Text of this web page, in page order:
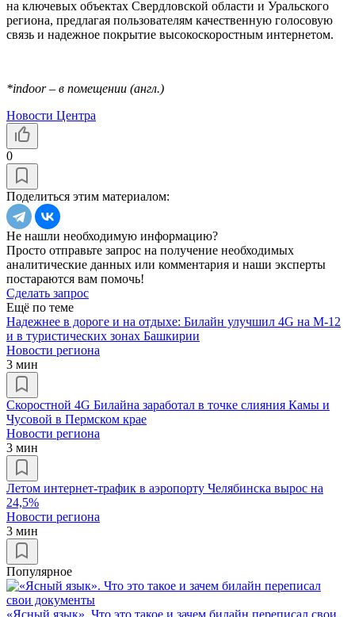
на ключевых объектах Свердловской области и Уральского
региона, предлагая пользователям качественную голосовую
связь и надежное покрытие высокоскоростным интернетом.
*indoor – в помещении (англ.)
Новости Центра
0
Поделиться этим материалом:
Не нашли необходимую информацию?
Просто отправьте запрос на получение необходимых
аналитические данных или комментария и наши эксперты
постараются вам помочь!
Сделать запрос
Ещё по теме
Надежнее в дороге и на отдыхе: Билайн улучшил 4G на М-12
и в туристических зонах Башкирии
Новости региона
3 мин
Скоростной 4G Билайна заработал в точке слияния Камы и
Чусовой в Пермском крае
Новости региона
3 мин
Летом интернет-трафик в аэропорту Челябинска вырос на
24,5%
Новости региона
3 мин
Популярное
«Ясный язык». Что это такое и зачем билайн переписал свои